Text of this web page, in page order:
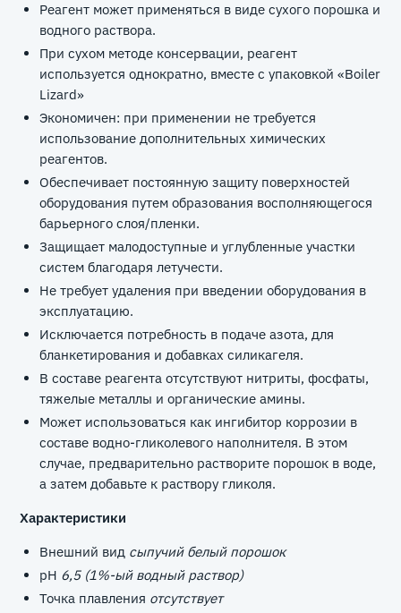
Реагент может применяться в виде сухого порошка и
водного раствора.
При сухом методе консервации, реагент
используется однократно, вместе с упаковкой «Boiler
Lizard»
Экономичен: при применении не требуется
использование дополнительных химических
реагентов.
Обеспечивает постоянную защиту поверхностей
оборудования путем образования восполняющегося
барьерного слоя/пленки.
Защищает малодоступные и углубленные участки
систем благодаря летучести.
Не требует удаления при введении оборудования в
эксплуатацию.
Исключается потребность в подаче азота, для
бланкетирования и добавках силикагеля.
В составе реагента отсутствуют нитриты, фосфаты,
тяжелые металлы и органические амины.
Может использоваться как ингибитор коррозии в
составе водно-гликолевого наполнителя. В этом
случае, предварительно растворите порошок в воде,
а затем добавьте к раствору гликоля.
Характеристики
Внешний вид сыпучий белый порошок
pH 6,5 (1%-ый водный раствор)
Точка плавления отсутствует